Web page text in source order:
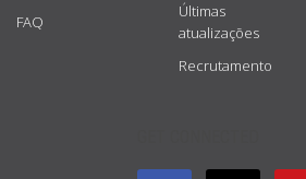
FAQ
Últimas
atualizações
Recrutamento